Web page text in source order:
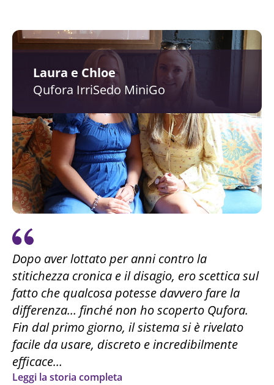
Dopo aver lottato per anni contro la
stitichezza cronica e il disagio, ero scettica sul
fatto che qualcosa potesse davvero fare la
differenza… finché non ho scoperto Qufora.
Fin dal primo giorno, il sistema si è rivelato
facile da usare, discreto e incredibilmente
efficace…
Leggi la storia completa
Laura e Chloe
Qufora IrriSedo MiniGo